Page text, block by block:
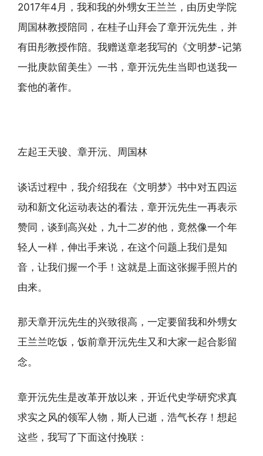
2017年4月，我和我的外甥女王兰兰，由历史学院
周国林教授陪同，在桂子山拜会了章开沅先生，并
有田彤教授作陪。我赠送章老我写的《文明梦-记第
一批庚款留美生》一书，章开沅先生当即也送我一
套他的著作。
左起王天骏、章开沅、周国林
谈话过程中，我介绍我在《文明梦》书中对五四运
动和新文化运动表达的看法，章开沅先生一再表示
赞同，谈到高兴处，九十二岁的他，竟然像一个年
轻人一样，伸出手来说，在这个问题上我们是知
音，让我们握一个手！这就是上面这张握手照片的
由来。
那天章开沅先生的兴致很高，一定要留我和外甥女
王兰兰吃饭，饭前章开沅先生又和大家一起合影留
念。
章开沅先生是改革开放以来，开近代史学研究求真
求实之风的领军人物，斯人已逝，浩气长存！想起
这些，我写了下面这付挽联：